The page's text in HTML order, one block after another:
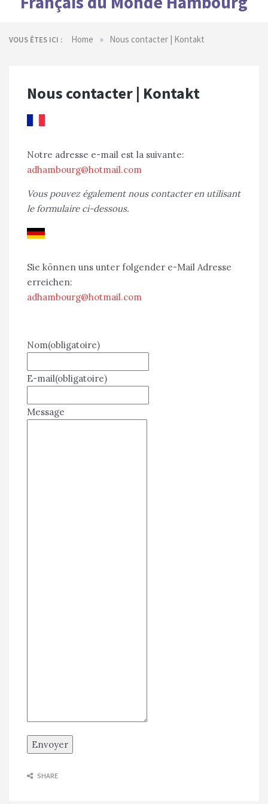
VOUS ÊTES ICI : Home » Nous contacter | Kontakt
Nous contacter | Kontakt
Notre adresse e-mail est la suivante:
adhambourg@hotmail.com
Vous pouvez également nous contacter en utilisant
le formulaire ci-dessous.
Sie können uns unter folgender e-Mail Adresse
erreichen:
adhambourg@hotmail.com
Nom(obligatoire)
E-mail(obligatoire)
Message
Envoyer
SHARE